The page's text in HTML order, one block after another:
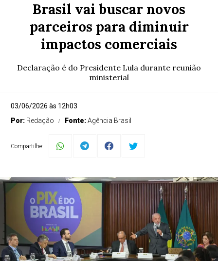
Brasil vai buscar novos
parceiros para diminuir
impactos comerciais
Declaração é do Presidente Lula durante reunião
ministerial
03/06/2026 às 12h03
Por: Redação Fonte:Agência Brasil
Compartilhe: